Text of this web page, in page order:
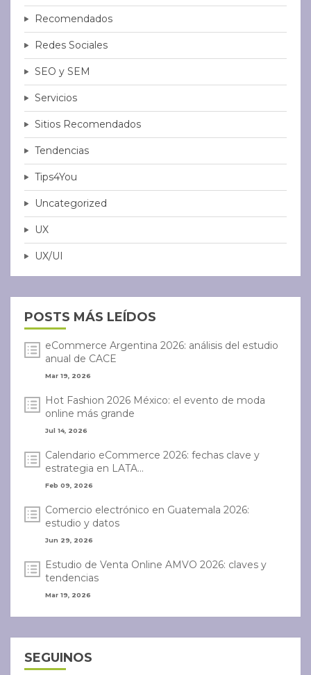
Recomendados
Redes Sociales
SEO y SEM
Servicios
Sitios Recomendados
Tendencias
Tips4You
Uncategorized
UX
UX/UI
POSTS MÁS LEÍDOS
eCommerce Argentina 2026: análisis del estudio
anual de CACE
Mar 19, 2026
Hot Fashion 2026 México: el evento de moda
online más grande
Jul 14, 2026
Calendario eCommerce 2026: fechas clave y
estrategia en LATA...
Feb 09, 2026
Comercio electrónico en Guatemala 2026:
estudio y datos
Jun 29, 2026
Estudio de Venta Online AMVO 2026: claves y
tendencias
Mar 19, 2026
SEGUINOS